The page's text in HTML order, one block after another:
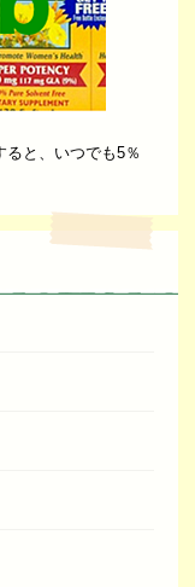
と、いつでも5％